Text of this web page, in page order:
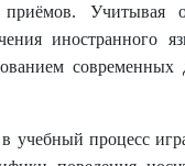
Учитывая
иностранного
современных
учебный процесс